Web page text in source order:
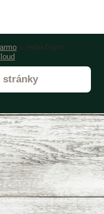
s redakčným
.
stránky